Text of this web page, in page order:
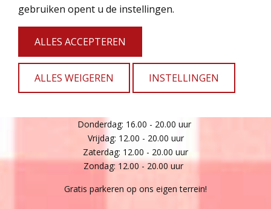
wezep@restaurantdeboskabouter.nl
038 - 45 80 330
Openingstijden
Maandag: 16.00 - 20.00 uur
Dinsdag: 16.00 - 20.00 uur
Donderdag: 16.00 - 20.00 uur
Vrijdag: 12.00 - 20.00 uur
Zaterdag: 12.00 - 20.00 uur
Zondag: 12.00 - 20.00 uur
Gratis parkeren op ons eigen terrein!
gebruiken opent u de instellingen.
ALLES ACCEPTEREN
ALLES WEIGEREN INSTELLINGEN